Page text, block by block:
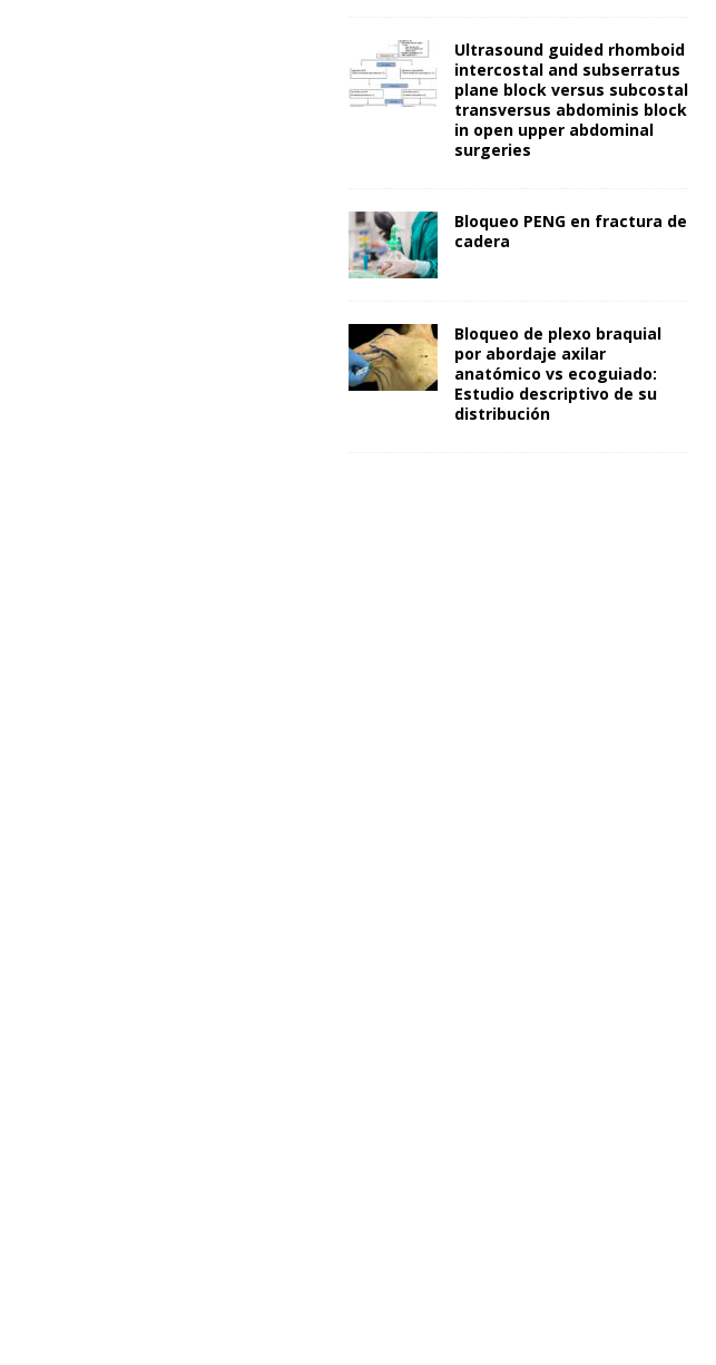
Ultrasound guided rhomboid
intercostal and subserratus
plane block versus subcostal
transversus abdominis block
in open upper abdominal
surgeries
Bloqueo PENG en fractura de
cadera
Bloqueo de plexo braquial
por abordaje axilar
anatómico vs ecoguiado:
Estudio descriptivo de su
distribución